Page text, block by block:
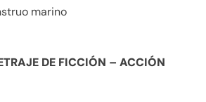
marino
DE FICCIÓN – ACCIÓN